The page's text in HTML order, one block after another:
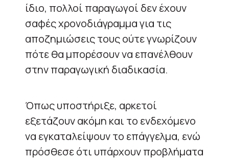
ίδιο, πολλοί παραγωγοί δεν έχουν
σαφές χρονοδιάγραμμα για τις
αποζημιώσεις τους ούτε γνωρίζουν
πότε θα μπορέσουν να επανέλθουν
στην παραγωγική διαδικασία.
Όπως υποστήριξε, αρκετοί
εξετάζουν ακόμη και το ενδεχόμενο
να εγκαταλείψουν το επάγγελμα, ενώ
πρόσθεσε ότι υπάρχουν προβλήματα